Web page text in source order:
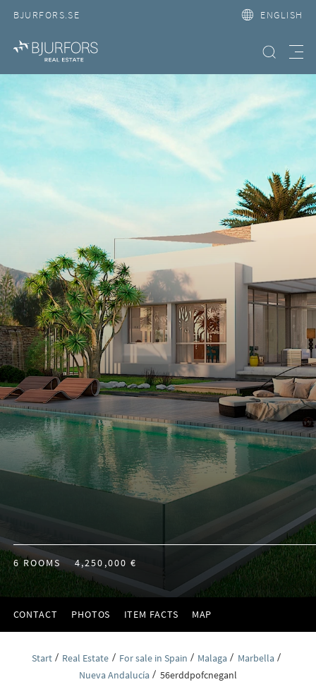
BJURFORS.SE ENGLISH
Search property
6 ROOMS 4,250,000 €
CONTACT PHOTOS ITEM FACTS MAP
Start Real Estate For sale in Spain Malaga
Marbella
Nueva Andalucía
56erddpofcneganl